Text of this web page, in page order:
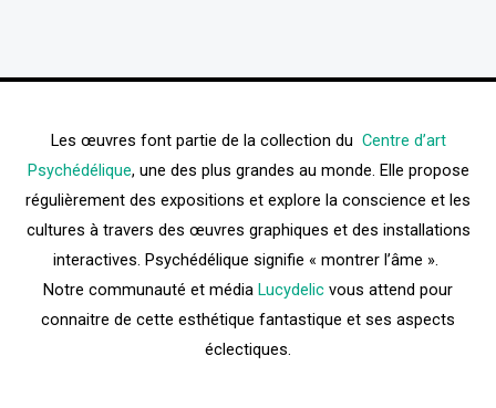
Les œuvres font partie de la collection du Centre d’art
Psychédélique, une des plus grandes au monde. Elle propose
régulièrement des expositions et explore la conscience et les
cultures à travers des œuvres graphiques et des installations
interactives. Psychédélique signifie « montrer l’âme ».
Notre communauté et média Lucydelic vous attend pour
connaitre de cette esthétique fantastique et ses aspects
éclectiques.